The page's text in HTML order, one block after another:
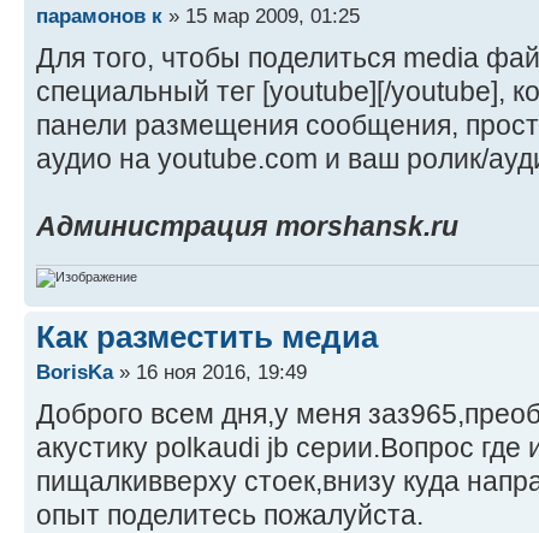
парамонов к » 15 мар 2009, 01:25
Для того, чтобы поделиться media
специальный тег [youtube][/youtube],
панели размещения сообщения,
аудио на youtube.com и ваш ролик/
Администрация morshansk.ru
Как разместить медиа
BorisKa» 16 ноя 2016, 19:49
Доброго всем дня,у меня
акустику polkaudi jb серии.Вопрос где
пищалкивверху стоек,внизу куда
опыт поделитесь пожалуйста.